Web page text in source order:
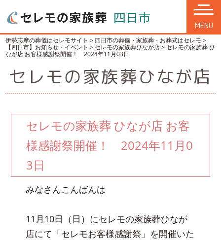
MENU
伊勢志摩の葬儀はセレモサイト > 四日市の葬儀・家族葬・お葬式はセレモ >
【四日市】お知らせ・イベント >セレモの家族葬ひなが店>セレモの家族葬 ひ
なが店 お客様感謝祭開催！ 2024年11月03日
セレモの家族葬ひなが店
セレモの家族葬 ひなが店 お客
様感謝祭開催！ 2024年11月0
3日
みなさんこんばんは
11月10日（日）にセレモの家族葬ひなが
店にて「セレモお客様感謝祭」を開催いた